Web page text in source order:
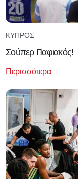
ΚΎΠΡΟΣ
Σούπερ Παφιακός!
Περισσότερα